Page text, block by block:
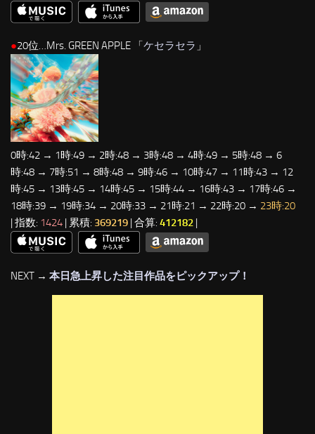
●20位…Mrs. GREEN APPLE 「ケセラセラ 」
0時:42 → 1時:49 → 2時:48 → 3時:48 → 4時:49 → 5時:48 → 6
時:48 → 7時:51 → 8時:48 → 9時:46 → 10時:47 → 11時:43 → 12
時:45 → 13時:45 → 14時:45 → 15時:44 → 16時:43 → 17時:46 →
18時:39 → 19時:34 → 20時:33 → 21時:21 → 22時:20 → 23時:20
| 指数: 1424 | 累積: 369219 | 合算: 412182 |
NEXT → 本日急上昇した注目作品をピックアップ！